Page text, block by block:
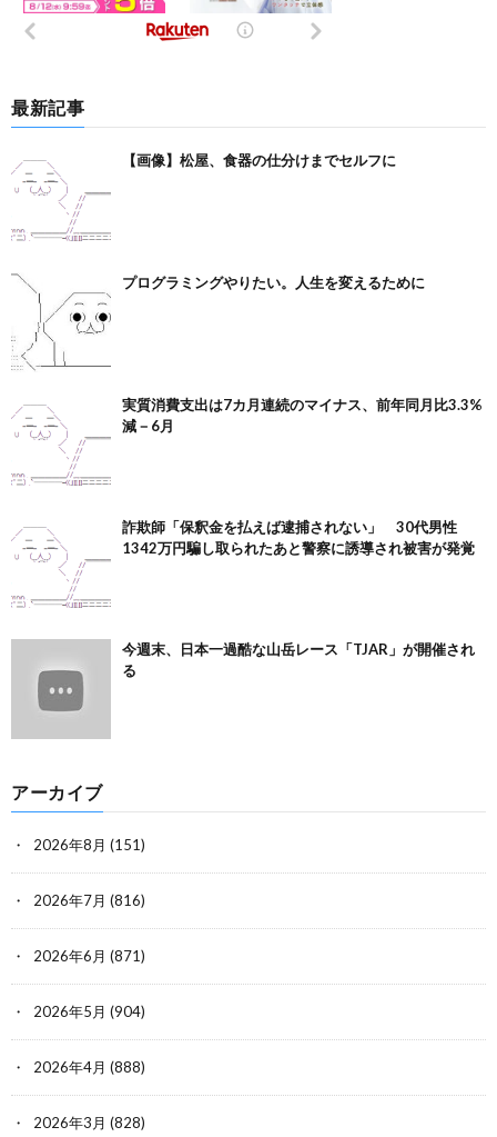
最新記事
【画像】松屋、食器の仕分けまでセルフに
プログラミングやりたい。人生を変えるために
実質消費支出は7カ月連続のマイナス、前年同月比3.3%
減－6月
詐欺師「保釈金を払えば逮捕されない」 30代男性
1342万円騙し取られたあと警察に誘導され被害が発覚
今週末、日本一過酷な山岳レース「TJAR」が開催され
る
アーカイブ
2026年8月 (151)
2026年7月 (816)
2026年6月 (871)
2026年5月 (904)
2026年4月 (888)
2026年3月 (828)